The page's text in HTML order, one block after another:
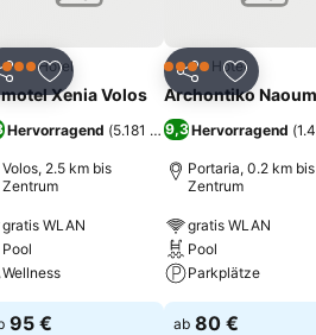
)
Zu Favoriten hinzufügen
Hotel
Xenia Volos
Hervorragend (5.181 Bewertungen)
Volos, 2.5 km bis
Zentrum
gratis WLAN
Pool
Wellness
95 €
Teilen Zu
4 SterneHotel
Archontiko
9,3Hervorragend (
Portaria, 0.2 km bis
Zentrum
gratis WLAN
Pool
Parkplätze
ab 80 €